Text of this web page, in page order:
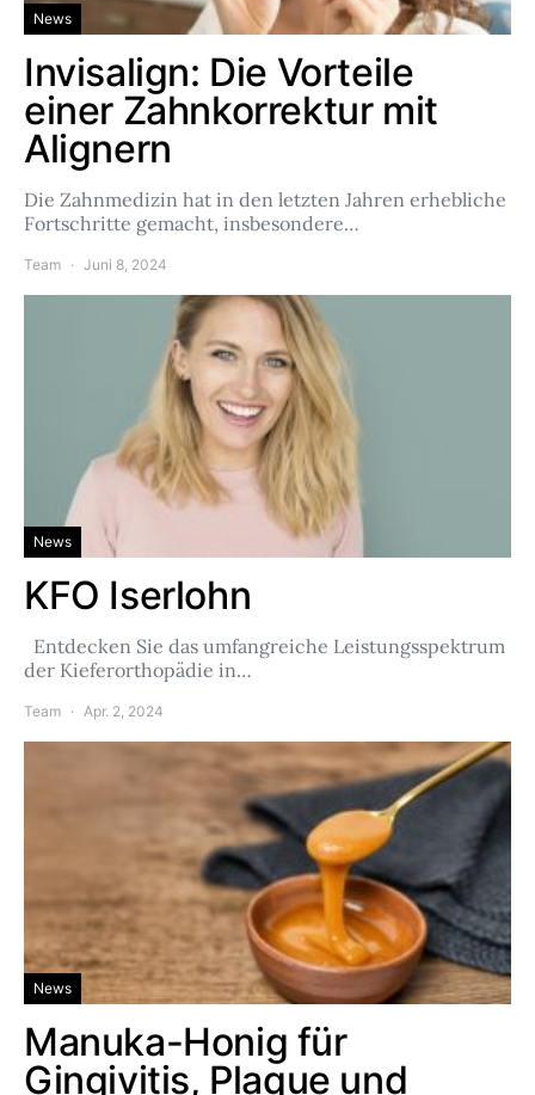
News
Invisalign: Die Vorteile
einer Zahnkorrektur mit
Alignern
Die Zahnmedizin hat in den letzten Jahren erhebliche
Fortschritte gemacht, insbesondere…
Team Juni 8, 2024
News
KFO Iserlohn
Entdecken Sie das umfangreiche Leistungsspektrum
der Kieferorthopädie in…
Team Apr. 2, 2024
News
Manuka-Honig für
Gingivitis, Plaque und